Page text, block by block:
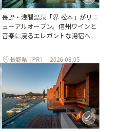
長野・浅間温泉「界 松本」がリニ
ューアルオープン。信州ワインと
音楽に浸るエレガントな湯宿へ
長野県 [PR] 2026.08.05